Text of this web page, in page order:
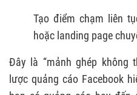
Tạo điểm chạm liên
hoặc landing page
Đây là “mảnh ghép không
lược quảng cáo Facebook